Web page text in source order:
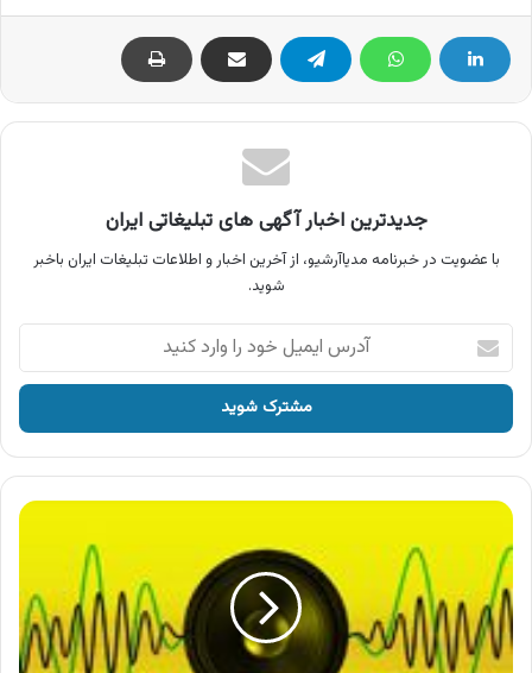
جدیدترین اخبار آگهی های تبلیغاتی ایران
با عضویت در خبرنامه مدیاآرشیو، از آخرین اخبار و اطلاعات تبلیغات ایران باخبر
شوید.
آدرس
ایمیل
خود
وارد
کنید
آگهی
،
لوازم
آشپزخانه
آلتون